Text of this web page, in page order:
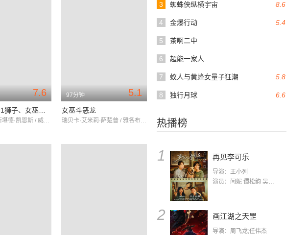
8.6
3 蜘蛛侠纵横宇宙
5.4
4 金爆行动
5 茶啊二中
6 超能一家人
5.8
7 蚁人与黄蜂女量子狂潮
6.6
8 独行月球
热播榜
1 再见李可乐
导演：王小列
演员：闫妮 谭松韵 吴京 蒋龙 赵小棠 冯雷 李虎城 平安 小七 小可乐
2 画江湖之天罡
导演：周飞龙;任伟杰
7.6
乔芝·韩莉 / 斯堪德·凯恩斯 / 威廉·莫斯里
5.1
97分钟
女巫斗恶龙
瑞贝卡·艾米莉·萨楚普 / 雅各布·奥福特布罗 / 埃伦·海德